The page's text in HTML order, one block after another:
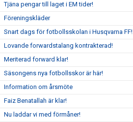
Tjäna pengar till laget i EM tider!
Föreningskläder
Snart dags för fotbollsskolan i Husqvarna FF!
Lovande forwardstalang kontrakterad!
Meriterad forward klar!
Säsongens nya fotbollsskor är här!
Information om årsmöte
Faiz Benatallah är klar!
Nu laddar vi med förmåner!